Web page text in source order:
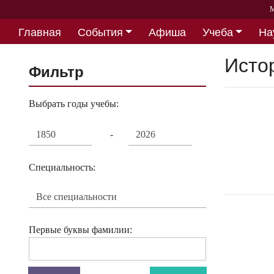
Главная События Афиша Учеба
Фильтр
Выбрать годы учебы:
-
Специальность:
Первые буквы фамилии: